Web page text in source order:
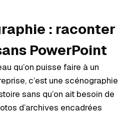
: raconter
PowerPoint
qu’on puisse faire à un
c’est une scénographie
sans qu’on ait besoin de
d’archives encadrées